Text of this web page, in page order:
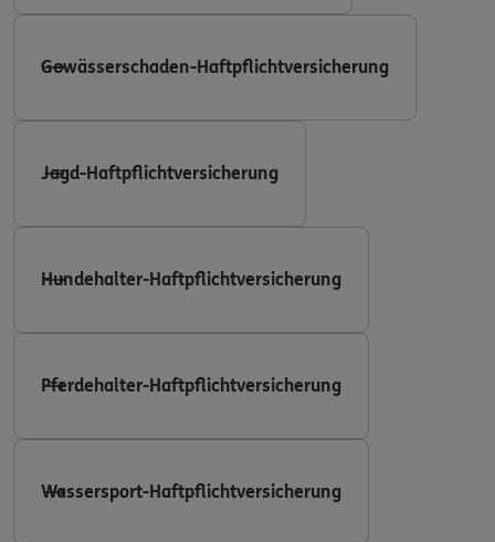
Gewässerschaden-Haftpflichtversicherung
Jagd-Haftpflichtversicherung
Hundehalter-Haftpflichtversicherung
Pferdehalter-Haftpflichtversicherung
Wassersport-Haftpflichtversicherung